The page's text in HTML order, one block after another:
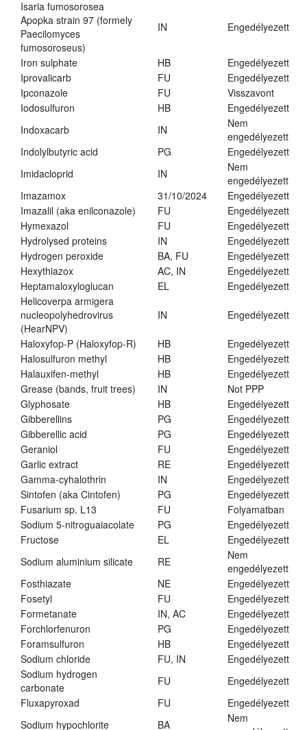
Isaria fumosorosea
Apopka strain 97 (formely
Paecilomyces
fumosoroseus)
IN Engedélyezett
Iron sulphate HB
Engedélyezett
Iprovalicarb
FU
Engedélyezett
Ipconazole
FU
Visszavont
Iodosulfuron
HB
Engedélyezett
Indoxacarb
IN
Nem
engedélyezett
Indolylbutyric acid
PG
Engedélyezett
Imidacloprid
IN
Nem
engedélyezett
Imazamox
31/10/2024
Engedélyezett
Imazalil (aka enilconazole)
FU
Engedélyezett
Hymexazol
FU
Engedélyezett
Hydrolysed proteins
IN
Engedélyezett
Hydrogen peroxide
BA, FU
Engedélyezett
Hexythiazox
AC, IN
Engedélyezett
Heptamaloxyloglucan
EL
Engedélyezett
Helicoverpa armigera
nucleopolyhedrovirus
(HearNPV)
IN Engedélyezett
Haloxyfop-P (Haloxyfop-R) HB
Engedélyezett
Halosulfuron methyl
HB
Engedélyezett
Halauxifen-methyl
HB
Engedélyezett
Grease (bands, fruit trees)
IN
Not PPP
Glyphosate
HB
Engedélyezett
Gibberellins
PG
Engedélyezett
Gibberellic acid
PG
Engedélyezett
Geraniol
FU
Engedélyezett
Garlic extract
RE
Engedélyezett
Gamma-cyhalothrin
IN
Engedélyezett
Sintofen (aka Cintofen)
PG
Engedélyezett
Fusarium sp. L13
FU
Folyamatban
Sodium 5-nitroguaiacolate
PG
Engedélyezett
Fructose
EL
Engedélyezett
Sodium aluminium silicate
RE
Nem
engedélyezett
Fosthiazate
NE
Engedélyezett
Fosetyl
FU
Engedélyezett
Formetanate
IN, AC
Engedélyezett
Forchlorfenuron
PG
Engedélyezett
Foramsulfuron
HB
Engedélyezett
Sodium chloride
FU, IN
Engedélyezett
Sodium hydrogen
carbonate
FU
Engedélyezett
Fluxapyroxad
FU
Engedélyezett
Sodium hypochlorite
BA
Nem